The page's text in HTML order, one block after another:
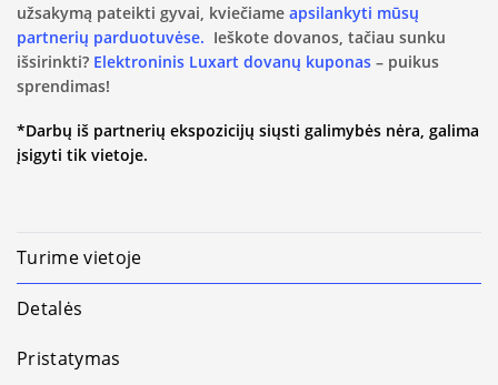
užsakymą pateikti gyvai, kviečiame apsilankyti mūsų
partnerių parduotuvėse. Ieškote dovanos, tačiau sunku
išsirinkti? Elektroninis Luxart dovanų kuponas – puikus
sprendimas!
*Darbų iš partnerių ekspozicijų siųsti galimybės nėra, galima
įsigyti tik vietoje.
Turime vietoje
Detalės
Pristatymas